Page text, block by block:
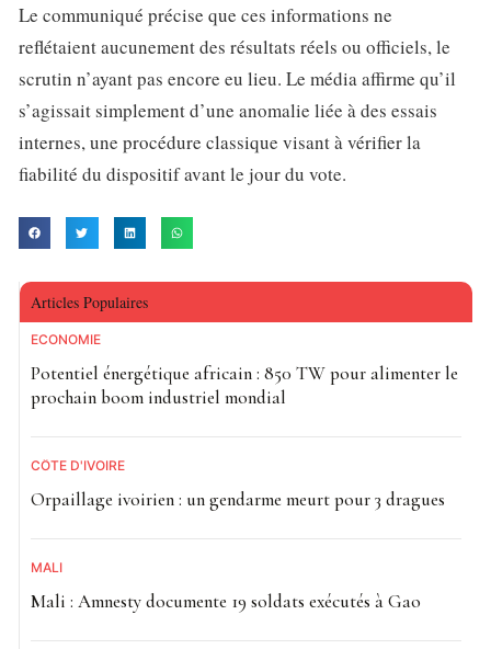
Le communiqué précise que ces informations ne
reflétaient aucunement des résultats réels ou officiels, le
scrutin n’ayant pas encore eu lieu. Le média affirme qu’il
s’agissait simplement d’une anomalie liée à des essais
internes, une procédure classique visant à vérifier la
fiabilité du dispositif avant le jour du vote.
Articles Populaires
ECONOMIE
Potentiel énergétique africain : 850 TW pour alimenter le
prochain boom industriel mondial
CÔTE D'IVOIRE
Orpaillage ivoirien : un gendarme meurt pour 3 dragues
MALI
Mali : Amnesty documente 19 soldats exécutés à Gao